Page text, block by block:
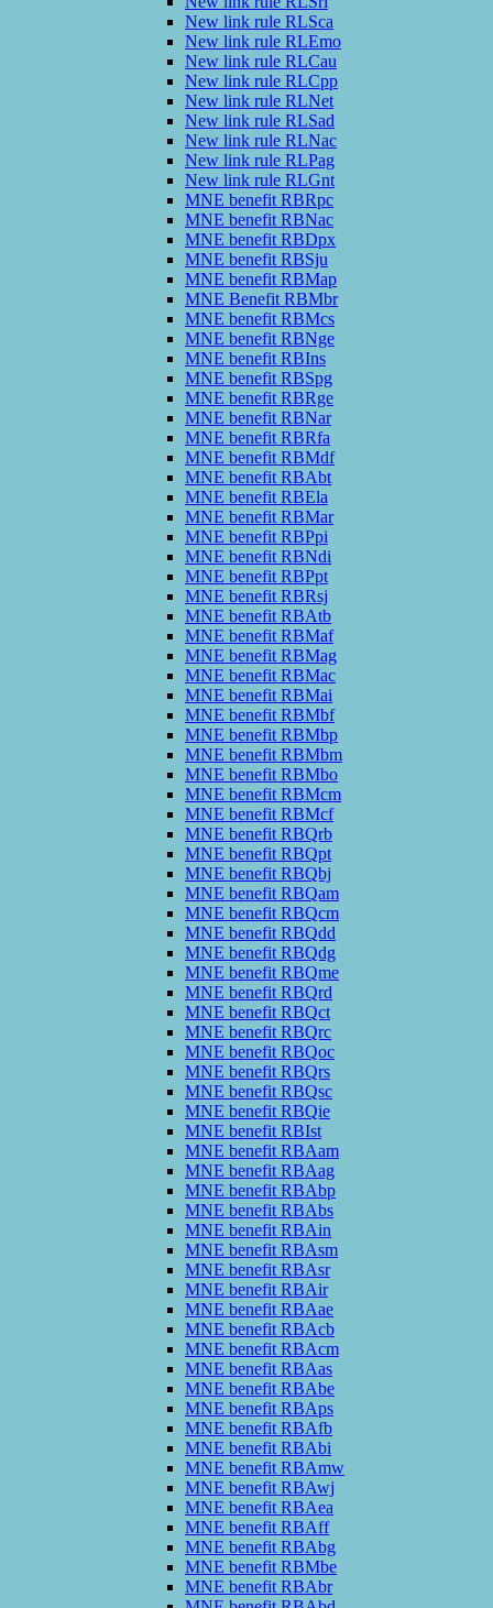
New link rule RLSca
New link rule RLEmo
New link rule RLCau
New link rule RLCpp
New link rule RLNet
New link rule RLSad
New link rule RLNac
New link rule RLPag
New link rule RLGnt
MNE benefit RBRpc
MNE benefit RBNac
MNE benefit RBDpx
MNE benefit RBSju
MNE benefit RBMap
MNE Benefit RBMbr
MNE benefit RBMcs
MNE benefit RBNge
MNE benefit RBIns
MNE benefit RBSpg
MNE benefit RBRge
MNE benefit RBNar
MNE benefit RBRfa
MNE benefit RBMdf
MNE benefit RBAbt
MNE benefit RBEla
MNE benefit RBMar
MNE benefit RBPpi
MNE benefit RBNdi
MNE benefit RBPpt
MNE benefit RBRsj
MNE benefit RBAtb
MNE benefit RBMaf
MNE benefit RBMag
MNE benefit RBMac
MNE benefit RBMai
MNE benefit RBMbf
MNE benefit RBMbp
MNE benefit RBMbm
MNE benefit RBMbo
MNE benefit RBMcm
MNE benefit RBMcf
MNE benefit RBQrb
MNE benefit RBQpt
MNE benefit RBQbj
MNE benefit RBQam
MNE benefit RBQcm
MNE benefit RBQdd
MNE benefit RBQdg
MNE benefit RBQme
MNE benefit RBQrd
MNE benefit RBQct
MNE benefit RBQrc
MNE benefit RBQoc
MNE benefit RBQrs
MNE benefit RBQsc
MNE benefit RBQie
MNE benefit RBIst
MNE benefit RBAam
MNE benefit RBAag
MNE benefit RBAbp
MNE benefit RBAbs
MNE benefit RBAin
MNE benefit RBAsm
MNE benefit RBAsr
MNE benefit RBAir
MNE benefit RBAae
MNE benefit RBAcb
MNE benefit RBAcm
MNE benefit RBAas
MNE benefit RBAbe
MNE benefit RBAps
MNE benefit RBAfb
MNE benefit RBAbi
MNE benefit RBAmw
MNE benefit RBAwj
MNE benefit RBAea
MNE benefit RBAff
MNE benefit RBAbg
MNE benefit RBMbe
MNE benefit RBAbr